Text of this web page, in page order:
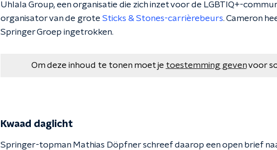
Uhlala Group, een organisatie die zich inzet voor de LGBTIQ+-
organisator van de grote Sticks & Stones-carrièrebeurs. Cameron
Springer Groep ingetrokken.
Om deze inhoud te tonen moet je toestemming gevenvoor
Kwaad daglicht
Springer-topman Mathias Döpfner schreef daarop een open brief